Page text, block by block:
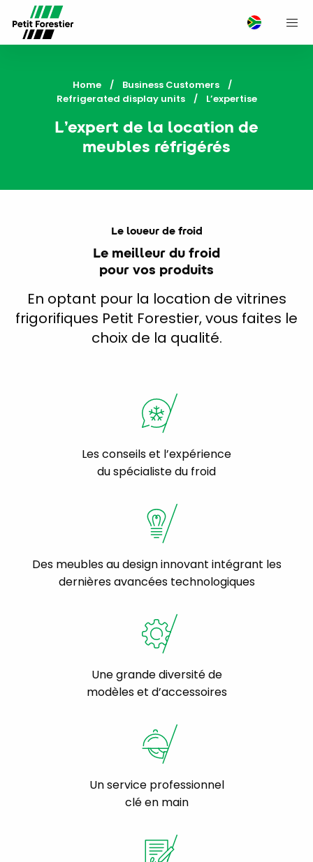
Home
Business Customers
Refrigerated display units
Current:
L’expertise
L’expert de la location de
meubles réfrigérés
Le loueur de froid
Le meilleur du froid
pour vos produits
En optant pour la location de vitrines
frigorifiques Petit Forestier, vous faites le
choix de la qualité.
Les conseils et l’expérience
du spécialiste du froid
Des meubles au design innovant intégrant les
dernières avancées technologiques
Une grande diversité de
modèles et d’accessoires
Un service professionnel
clé en main